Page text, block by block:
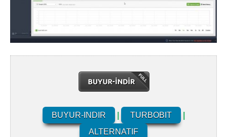
BUYUR-INDIR TURBOBIT
ALTERNATIF